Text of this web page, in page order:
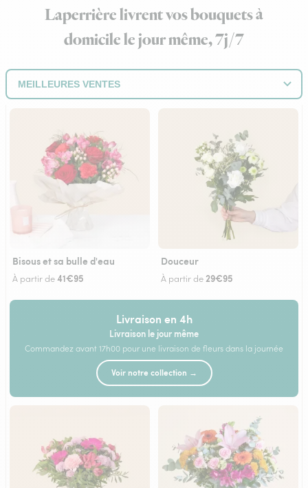
Laperrière livrent vos bouquets à
domicile le jour même, 7j/7
Bisous et sa bulle d'eau
À partir de41€95
Douceur
À partir de29€95
Livraison en 4h
Livraison le jour même
Commandez avant 17h00 pour une livraison de fleurs dans la journée
Voir notre collection →